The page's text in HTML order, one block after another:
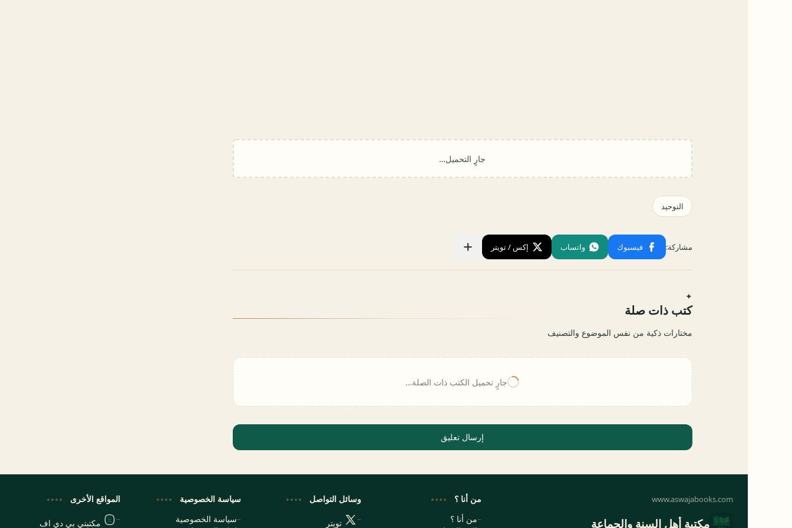
✦
كتب ذات صلة
مختارات ذكية من نفس الموضوع والتصنيف
جارٍ تحميل الكتب ذات الصلة…
إرسال تعليق
مكتبة أهل السنة والجماعة
من أنا ؟
من أنا ؟
وسائل التواصل
تويتر
سياسة الخصوصية
سياسة الخصوصية
المواقع الأخرى
مكتبتي بي دي اف